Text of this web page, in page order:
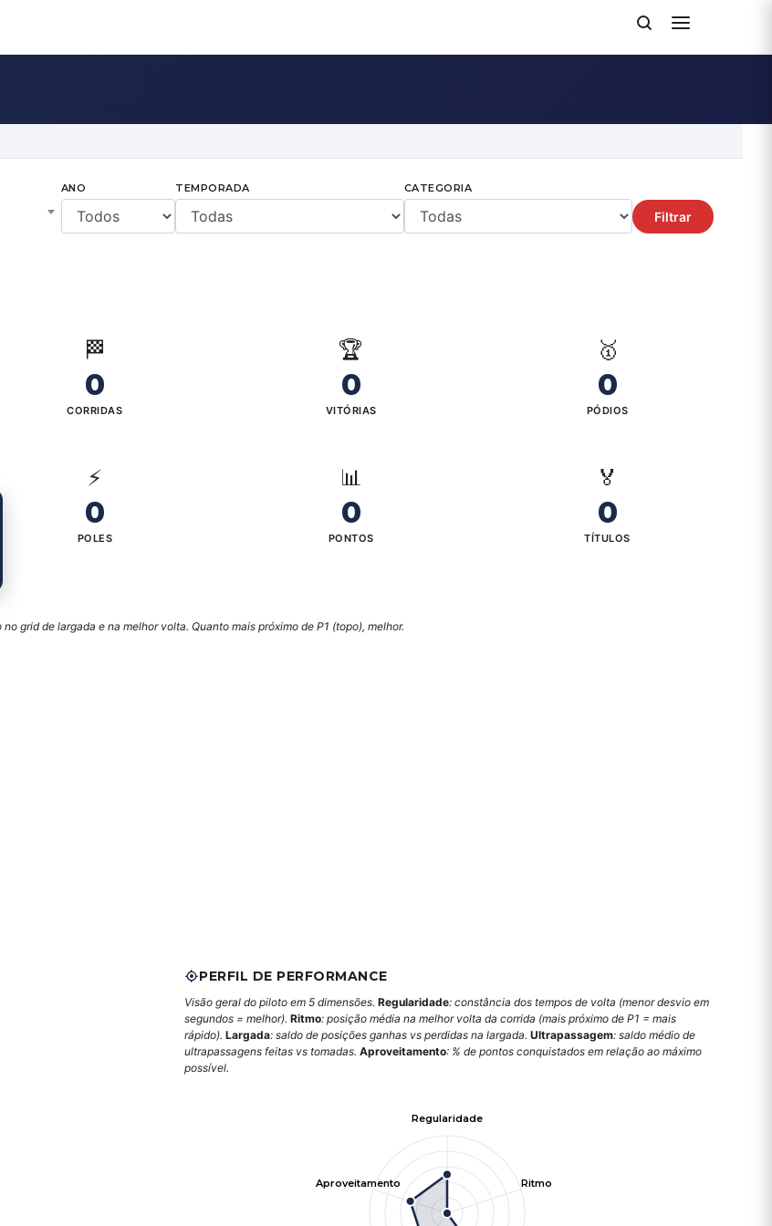
ANO TEMPORADA CATEGORIA
Filtrar
🏁
0
CORRIDAS
🏆
0
VITÓRIAS
🥇
0
PÓDIOS
⚡
0
POLES
📊
0
PONTOS
🏅
0
TÍTULOS
grid de largada e na melhor volta. Quanto mais próximo de P1 (topo), melhor.
PERFIL DE PERFORMANCE
Visão geral do piloto em 5 dimensões. Regularidade: constância dos tempos de volta (menor desvio em
segundos = melhor). Ritmo: posição média na melhor volta da corrida (mais próximo de P1 = mais
rápido). Largada: saldo de posições ganhas vs perdidas na largada. Ultrapassagem: saldo médio de
ultrapassagens feitas vs tomadas. Aproveitamento: % de pontos conquistados em relação ao máximo
possível.
Regularidade
Ritmo
Aproveitamento